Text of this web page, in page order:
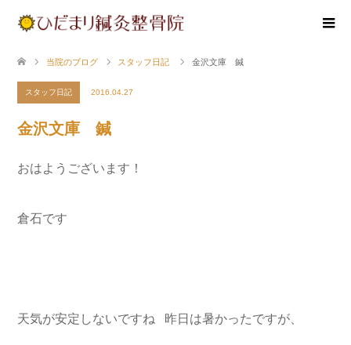
当院のブログ スタッフ日記 金沢文庫 鍼
スタッフ日記 2016.04.27
金沢文庫 鍼
おはようございます！
倉石です
天気が安定しないですね 昨日は暑かったですが、